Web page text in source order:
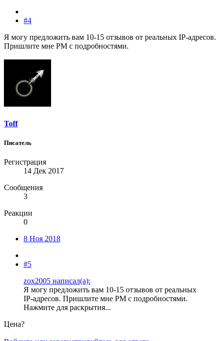
#4
Я могу предложить вам 10-15 отзывов от реальных IP-адресов.
Пришлите мне PM с подробностями.
Toff
Писатель
Регистрация
14 Дек 2017
Сообщения
3
Реакции
0
8 Ноя 2018
#5
zox2005 написал(а):
Я могу предложить вам 10-15 отзывов от реальных
IP-адресов. Пришлите мне PM с подробностями.
Нажмите для раскрытия...
Цена?